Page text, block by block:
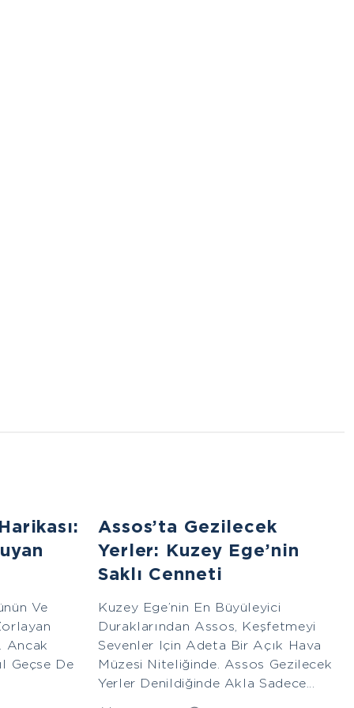
Ve
Ancak
Geçse De
Assos’ta Gezilecek
Yerler: Kuzey Ege’nin
Saklı Cenneti
Kuzey Ege’nin En Büyüleyici
Duraklarından Assos, Keşfetmeyi
Sevenler Için Adeta Bir Açık Hava
Müzesi Niteliğinde. Assos Gezilecek
Yerler Denildiğinde Akla Sadece...